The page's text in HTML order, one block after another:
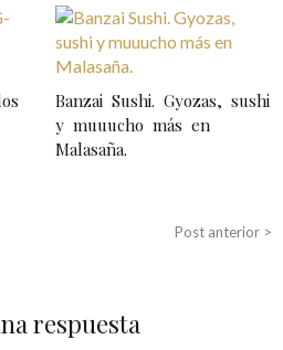
Banzai Sushi. Gyozas, sushi
y muuucho más en
Malasaña.
Post anterior >
respuesta